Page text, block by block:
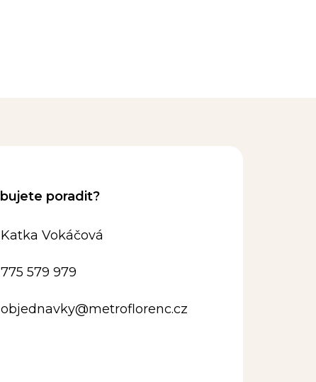
Katka Vokáčová
objednavky@metroflorenc.cz
775 579 979